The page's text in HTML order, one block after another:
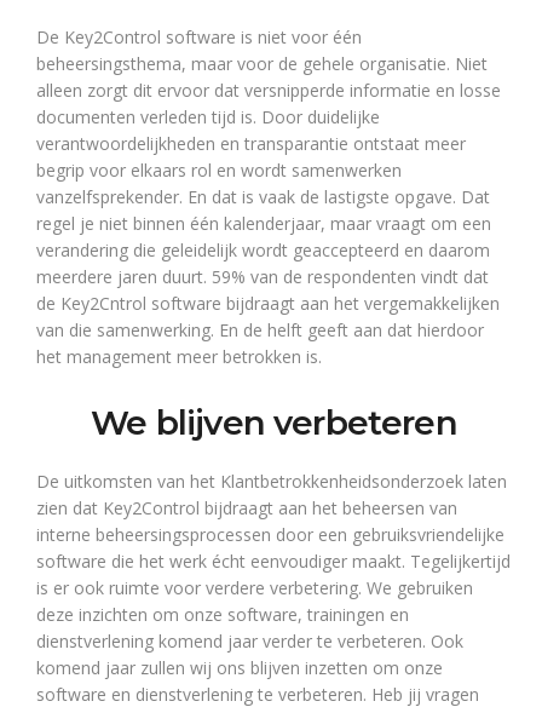
De Key2Control software is niet voor één
beheersingsthema, maar voor de gehele organisatie. Niet
alleen zorgt dit ervoor dat versnipperde informatie en losse
documenten verleden tijd is. Door duidelijke
verantwoordelijkheden en transparantie ontstaat meer
begrip voor elkaars rol en wordt samenwerken
vanzelfsprekender. En dat is vaak de lastigste opgave. Dat
regel je niet binnen één kalenderjaar, maar vraagt om een
verandering die geleidelijk wordt geaccepteerd en daarom
meerdere jaren duurt. 59% van de respondenten vindt dat
de Key2Cntrol software bijdraagt aan het vergemakkelijken
van die samenwerking. En de helft geeft aan dat hierdoor
het management meer betrokken is.
We blijven verbeteren
De uitkomsten van het Klantbetrokkenheidsonderzoek laten
zien dat Key2Control bijdraagt aan het beheersen van
interne beheersingsprocessen door een gebruiksvriendelijke
software die het werk écht eenvoudiger maakt. Tegelijkertijd
is er ook ruimte voor verdere verbetering. We gebruiken
deze inzichten om onze software, trainingen en
dienstverlening komend jaar verder te verbeteren. Ook
komend jaar zullen wij ons blijven inzetten om onze
software en dienstverlening te verbeteren. Heb jij vragen